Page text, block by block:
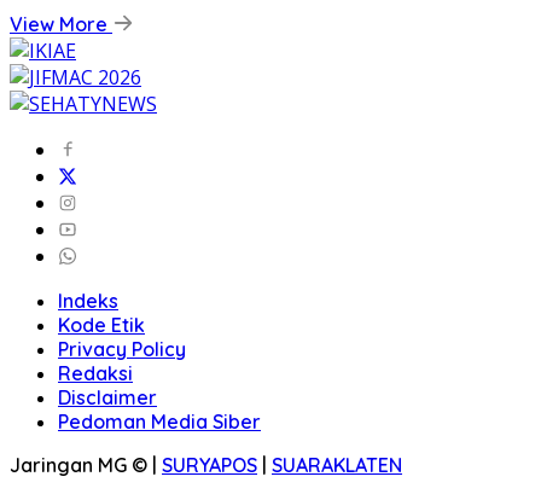
View More
Indeks
Kode Etik
Privacy Policy
Redaksi
Disclaimer
Pedoman Media Siber
Jaringan MG © | SURYAPOS | SUARAKLATEN